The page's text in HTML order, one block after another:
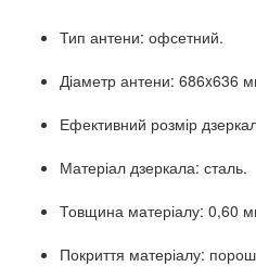
Тип антени: офсетний.
Діаметр антени: 686x636
Ефективний розмір
Матеріал дзеркала: сталь.
Товщина матеріалу: 0,60
Покриття матеріалу: